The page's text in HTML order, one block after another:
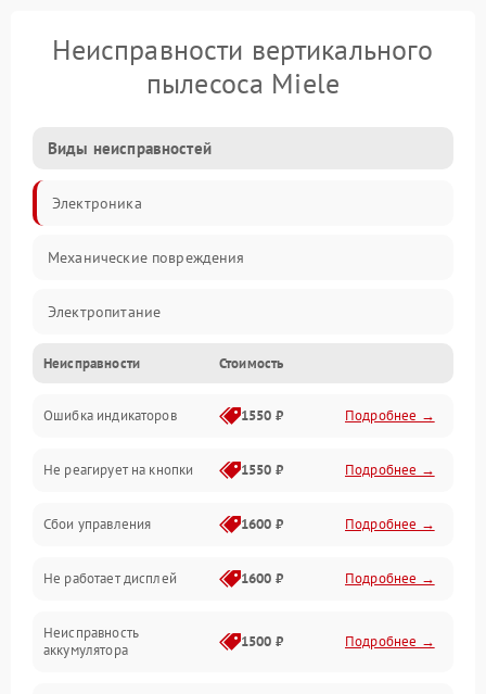
Неисправности вертикального
пылесоса Miele
Виды неисправностей
Электроника
Механические повреждения
Электропитание
Механика
Аккумулятор
Работа системы
Всасывание
Засор
Привод
Неисправности Стоимость
Ошибка индикаторов 1550 ₽ Подробнее →
Не реагирует на кнопки 1550 ₽ Подробнее →
Сбои управления 1600 ₽ Подробнее →
Не работает дисплей 1600 ₽ Подробнее →
Неисправность
аккумулятора
1500 ₽ Подробнее →